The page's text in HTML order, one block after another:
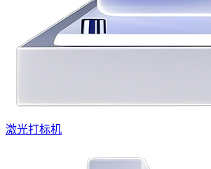
激光打标机